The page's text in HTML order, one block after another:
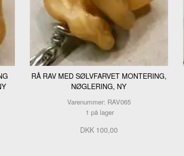
RÅ RAV MED SØLVFARVET MONTERING,
NØGLERING, NY
Varenummer: RAV065
1 på lager
DKK 100,00